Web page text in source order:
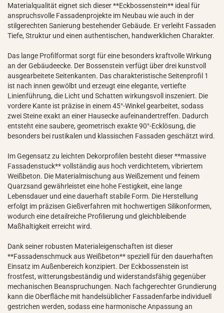
Materialqualität eignet sich dieser **Eckbossenstein** ideal für
anspruchsvolle Fassadenprojekte im Neubau wie auch in der
stilgerechten Sanierung bestehender Gebäude. Er verleiht Fassaden
Tiefe, Struktur und einen authentischen, handwerklichen Charakter.
Das lange Profilformat sorgt für eine besonders kraftvolle Wirkung
an der Gebäudeecke. Der Bossenstein verfügt über drei kunstvoll
ausgearbeitete Seitenkanten. Das charakteristische Seitenprofil 1
ist nach innen gewölbt und erzeugt eine elegante, vertiefte
Linienführung, die Licht und Schatten wirkungsvoll inszeniert. Die
vordere Kante ist präzise in einem 45°-Winkel gearbeitet, sodass
zwei Steine exakt an einer Hausecke aufeinandertreffen. Dadurch
entsteht eine saubere, geometrisch exakte 90°-Ecklösung, die
besonders bei rustikalen und klassischen Fassaden geschätzt wird.
Im Gegensatz zu leichten Dekorprofilen besteht dieser **massive
Fassadenstuck** vollständig aus hoch verdichtetem, vibriertem
Weißbeton. Die Materialmischung aus Weißzement und feinem
Quarzsand gewährleistet eine hohe Festigkeit, eine lange
Lebensdauer und eine dauerhaft stabile Form. Die Herstellung
erfolgt im präzisen Gießverfahren mit hochwertigen Silikonformen,
wodurch eine detailreiche Profilierung und gleichbleibende
Maßhaltigkeit erreicht wird.
Dank seiner robusten Materialeigenschaften ist dieser
**Fassadenschmuck aus Weißbeton** speziell für den dauerhaften
Einsatz im Außenbereich konzipiert. Der Eckbossenstein ist
frostfest, witterungsbeständig und widerstandsfähig gegenüber
mechanischen Beanspruchungen. Nach fachgerechter Grundierung
kann die Oberfläche mit handelsüblicher Fassadenfarbe individuell
gestrichen werden, sodass eine harmonische Anpassung an